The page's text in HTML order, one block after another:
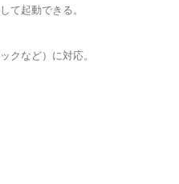
て起動できる。
クなど）に対応。